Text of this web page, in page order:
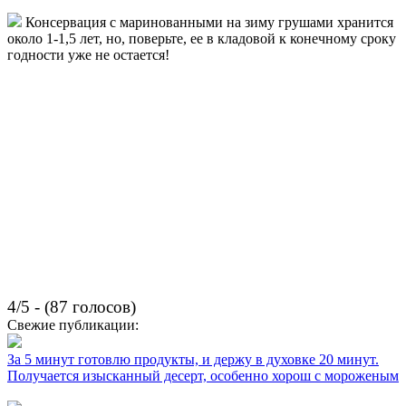
Консервация с маринованными на зиму грушами хранится
около 1-1,5 лет, но, поверьте, ее в кладовой к конечному сроку
годности уже не остается!
4/5 - (87 голосов)
Свежие публикации:
За 5 минут готовлю продукты, и держу в духовке 20 минут.
Получается изысканный десерт, особенно хорош с мороженым